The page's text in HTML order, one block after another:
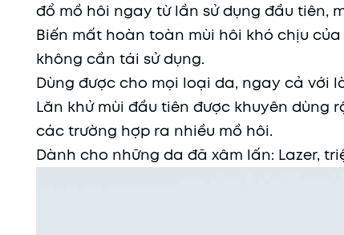
đổ mồ hôi ngay từ lần sử dụng đầu tiên,
Biến mất hoàn toàn mùi hôi khó chịu
không cần tái sử dụng.
Dùng được cho mọi loại da, ngay cả với
Lăn khử mùi đầu tiên được khuyên dùng
các trường hợp ra nhiều mồ hôi.
Dành cho những da đã xâm lấn: Lazer,